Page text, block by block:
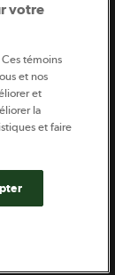
Coopératif.
agricole
votre
témoins
et nos
et
la
et faire